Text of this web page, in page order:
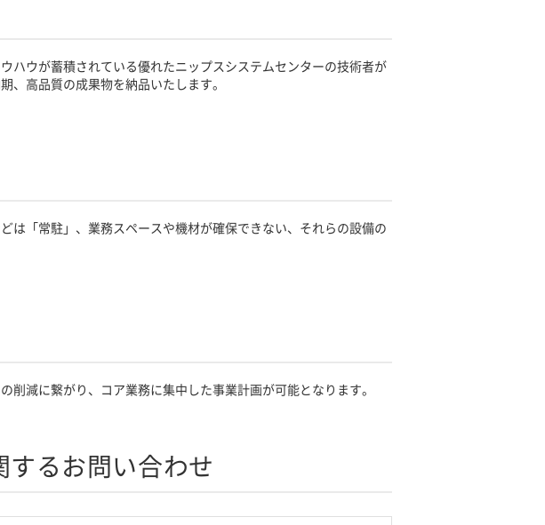
ハウが蓄積されている優れたニップスシステムセンターの技術者が
、高品質の成果物を納品いたします。
は「常駐」、業務スペースや機材が確保できない、それらの設備の
減に繋がり、コア業務に集中した事業計画が可能となります。
するお問い合わせ